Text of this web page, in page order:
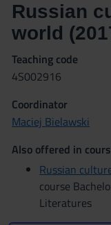
Russian
world
Teaching code
4S002916
Coordinator
Maciej Bielawski
Also offered in
Russian
course
Literatures